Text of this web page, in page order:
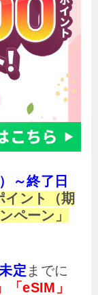
～終了日
イント（期
ペーン」
定 までに
eSIM」